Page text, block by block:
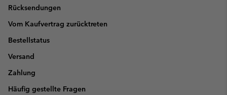
Rücksendungen
Vom Kaufvertrag zurücktreten
Bestellstatus
Versand
Zahlung
Häufig gestellte Fragen